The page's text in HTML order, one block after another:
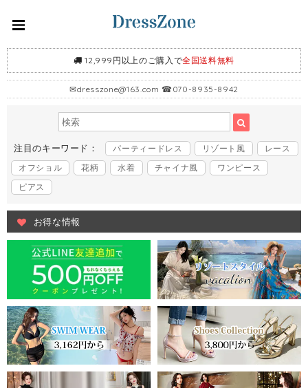
12,999円以上のご購入で全国送料無料
✉dresszone@163.com ☎070-8935-8942
注目のキーワード： パーティードレス リゾート風
レース
オフショル
花柄 水着 チャイナ風
ワンピース
ピアス
お得な情報